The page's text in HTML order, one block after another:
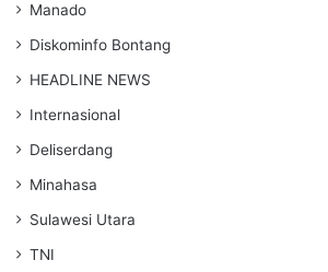
Manado
Diskominfo Bontang
HEADLINE NEWS
Internasional
Deliserdang
Minahasa
Sulawesi Utara
TNI